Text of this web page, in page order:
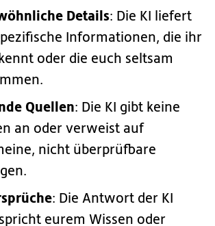
Details: Die KI liefert
Informationen, die ihr
oder die euch seltsam
Quellen: Die KI gibt keine
an oder verweist auf
nicht überprüfbare
: Die Antwort der KI
eurem Wissen oder